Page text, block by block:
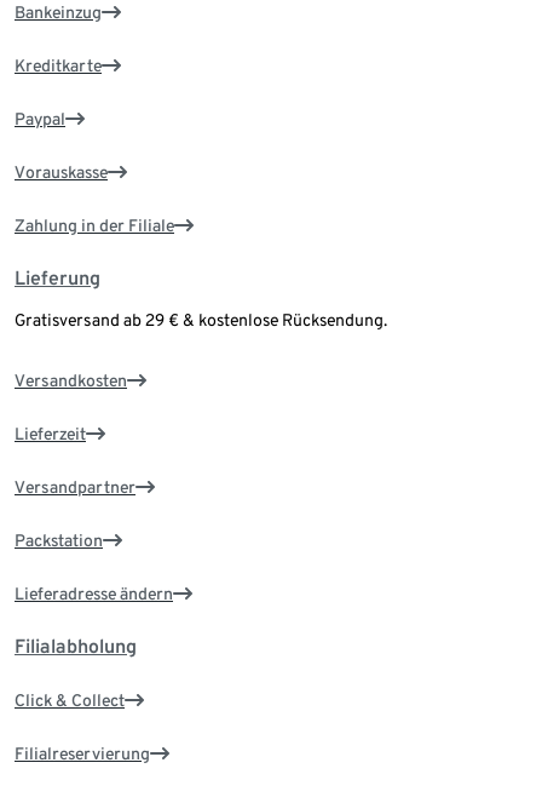
Bankeinzug
Kreditkarte
Paypal
Vorauskasse
Zahlung in der Filiale
Lieferung
Gratisversand ab 29 € & kostenlose Rücksendung.
Versandkosten
Lieferzeit
Versandpartner
Packstation
Lieferadresse ändern
Filialabholung
Click & Collect
Filialreservierung